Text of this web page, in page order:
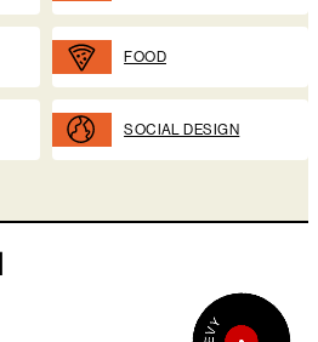
FOOD
SOCIAL DESIGN